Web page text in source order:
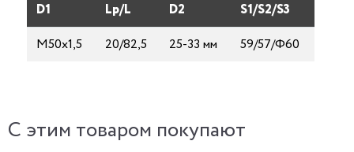
D1
Lp/L D2
S1/S2/S3
М50х1,5
20/82,5 25-33 мм 59/57/Ф60
C этим товаром покупают